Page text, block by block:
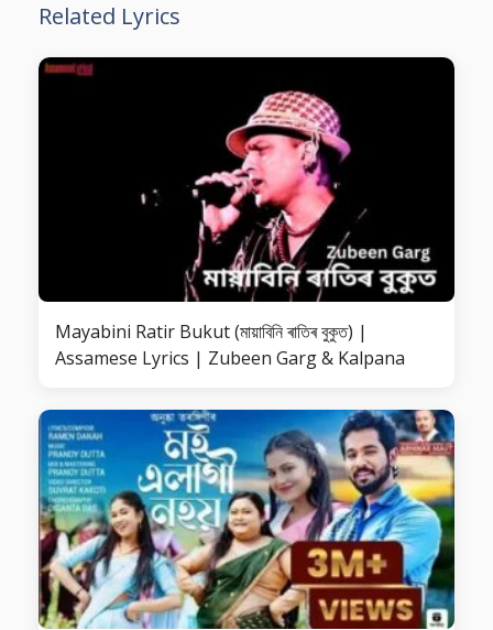
Related Lyrics
Mayabini Ratir Bukut (মায়াবিনি ৰাতিৰ বুকুত) |
Assamese Lyrics | Zubeen Garg & Kalpana